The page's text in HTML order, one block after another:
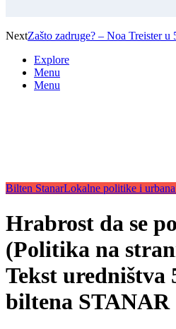
NextZašto zadruge? – Noa Treister
Explore
Menu
Menu
Bilten StanarLokalne politike i urbana
Hrabrost da se
(Politika na
Tekst uredništva
biltena STANAR